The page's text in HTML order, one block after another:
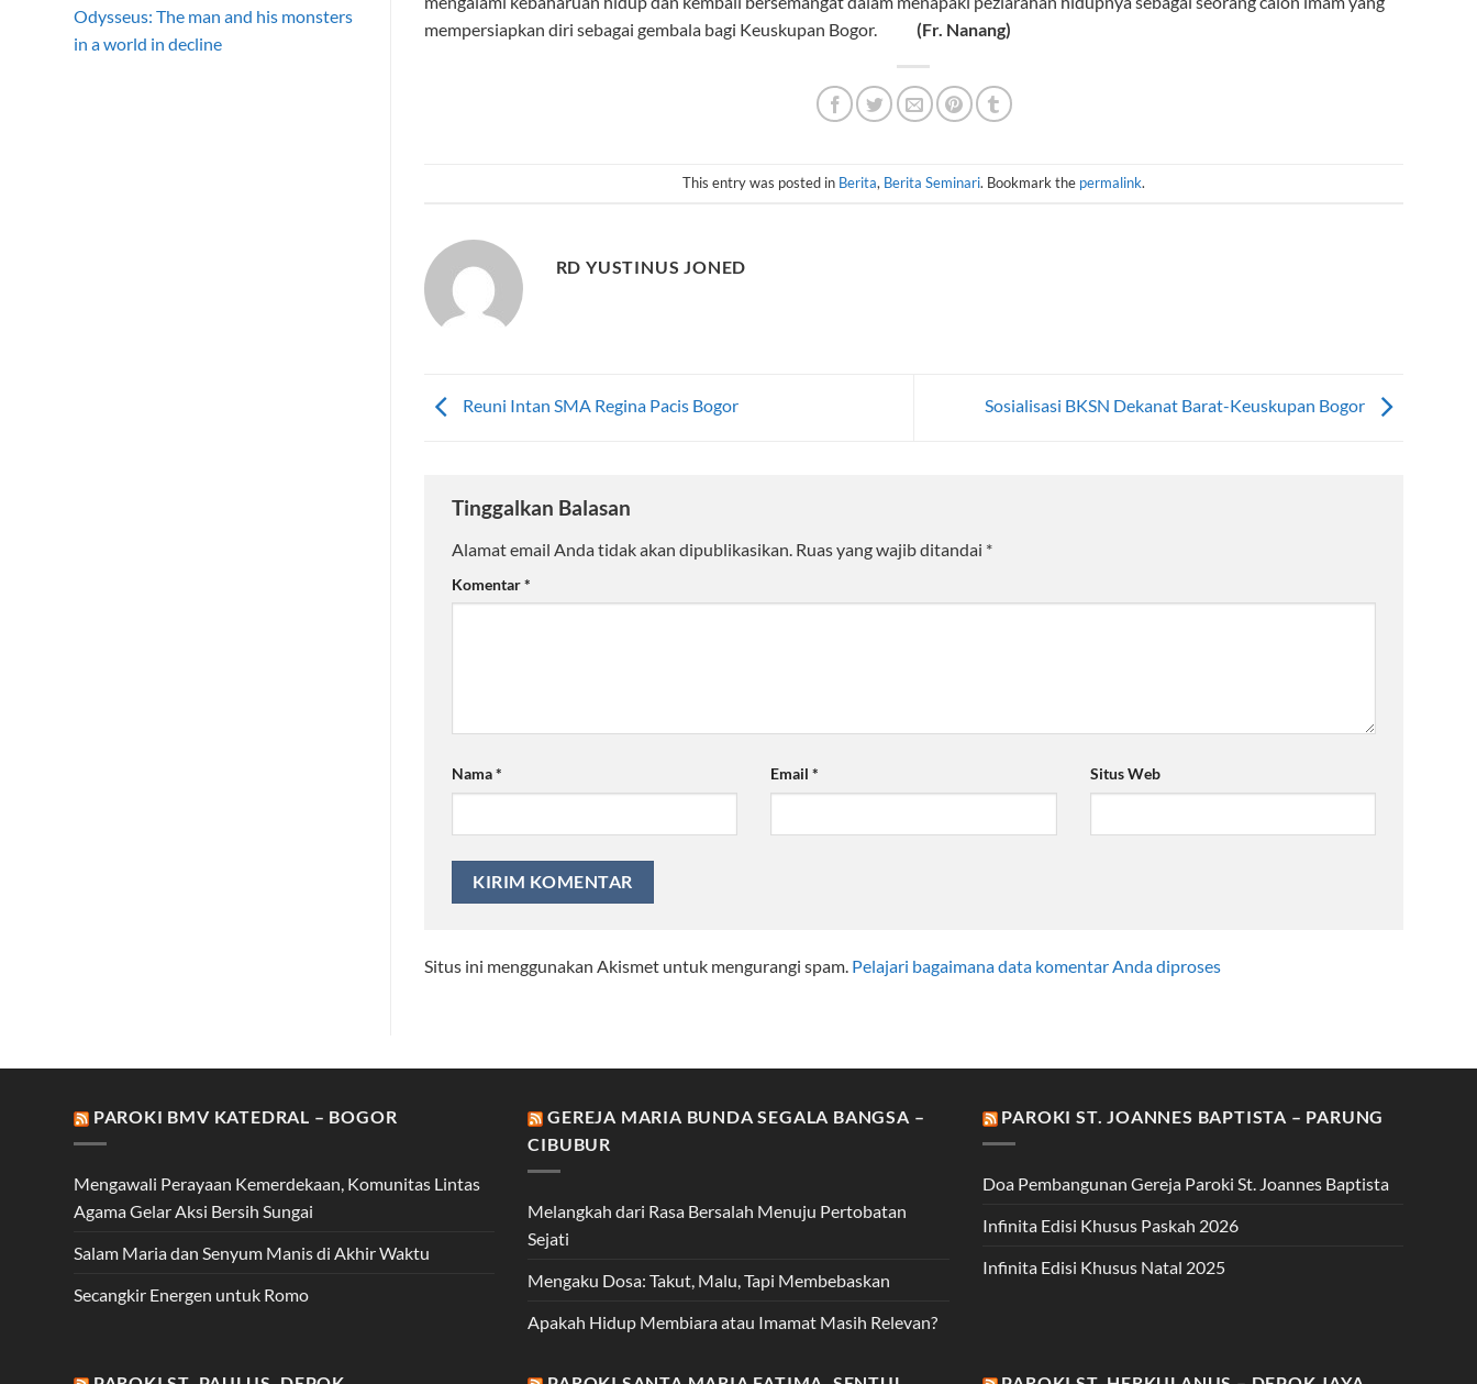
Odysseus: The man and his monsters
in a world in decline
mempersiapkan diri sebagai gembala bagi Keuskupan Bogor. (Fr. Nanang)
This entry was posted in Berita, Berita Seminari. Bookmark the permalink.
RD YUSTINUS JONED
Reuni Intan SMA Regina Pacis Bogor Sosialisasi BKSN Dekanat Barat-Keuskupan Bogor
Tinggalkan Balasan
Alamat email Anda tidak akan dipublikasikan. Ruas yang wajib ditandai *
Komentar*
Nama* Email * Situs Web
Situs ini menggunakan Akismet untuk mengurangi spam. Pelajari bagaimana data komentar Anda diproses
PAROKI BMV KATEDRAL – BOGOR
Mengawali Perayaan Kemerdekaan, Komunitas Lintas
Agama Gelar Aksi Bersih Sungai
Salam Maria dan Senyum Manis di Akhir Waktu
Secangkir Energen untuk Romo
GEREJA MARIA BUNDA SEGALA BANGSA –
CIBUBUR
Melangkah dari Rasa Bersalah Menuju Pertobatan
Sejati
Mengaku Dosa: Takut, Malu, Tapi Membebaskan
Apakah Hidup Membiara atau Imamat Masih Relevan?
PAROKI ST. JOANNES BAPTISTA – PARUNG
Doa Pembangunan Gereja Paroki St. Joannes Baptista
Infinita Edisi Khusus Paskah 2026
Infinita Edisi Khusus Natal 2025